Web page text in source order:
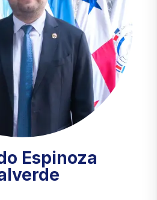
Espinoza